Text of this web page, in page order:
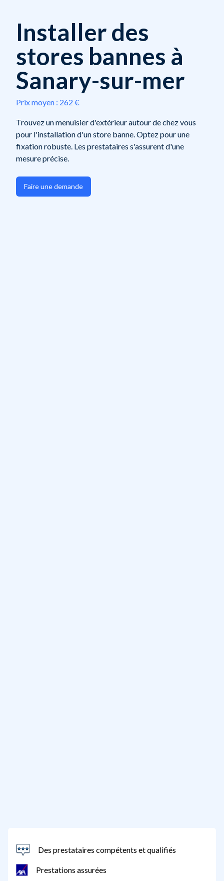
Installer des
stores bannes à
Sanary-sur-mer
Prix moyen : 262 €
Trouvez un menuisier d'extérieur autour de chez vous
pour l'installation d'un store banne. Optez pour une
fixation robuste. Les prestataires s'assurent d'une
mesure précise.
Faire une demande
Des prestataires compétents et qualifiés
Prestations assurées